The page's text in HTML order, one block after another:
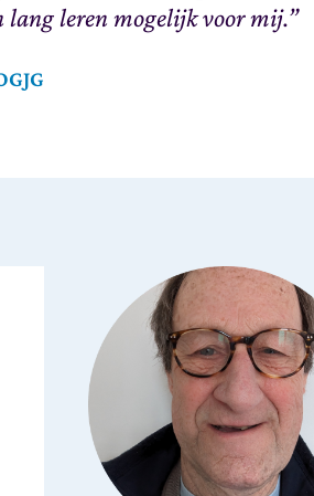
lang leren mogelijk voor mij.”